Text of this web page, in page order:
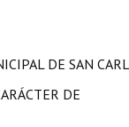
DE SAN
DE